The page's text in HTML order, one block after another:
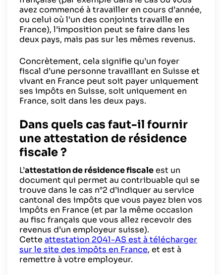
avez commencé à travailler en cours d’année,
ou celui où l’un des conjoints travaille en
France), l’imposition peut se faire dans les
deux pays, mais pas sur les mêmes revenus.
Concrètement, cela signifie qu’un foyer
fiscal d’une personne travaillant en Suisse et
vivant en France peut soit payer uniquement
ses impôts en Suisse, soit uniquement en
France, soit dans les deux pays.
Dans quels cas faut-il fournir
une attestation de résidence
fiscale ?
L’attestation de résidence fiscaleest un
document qui permet au contribuable qui se
trouve dans le cas n°2 d’indiquer au service
cantonal des impôts que vous payez bien vos
impôts en France (et par la même occasion
au fisc français que vous allez recevoir des
revenus d’un employeur suisse).
Cette attestation 2041-AS est à télécharger
sur le site des impôts en France, et est à
remettre à votre employeur.